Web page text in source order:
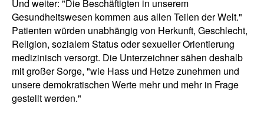
Und weiter: "Die Beschäftigten in unserem
Gesundheitswesen kommen aus allen Teilen der Welt."
Patienten würden unabhängig von Herkunft, Geschlecht,
Religion, sozialem Status oder sexueller Orientierung
medizinisch versorgt. Die Unterzeichner sähen deshalb
mit großer Sorge, "wie Hass und Hetze zunehmen und
unsere demokratischen Werte mehr und mehr in Frage
gestellt werden."